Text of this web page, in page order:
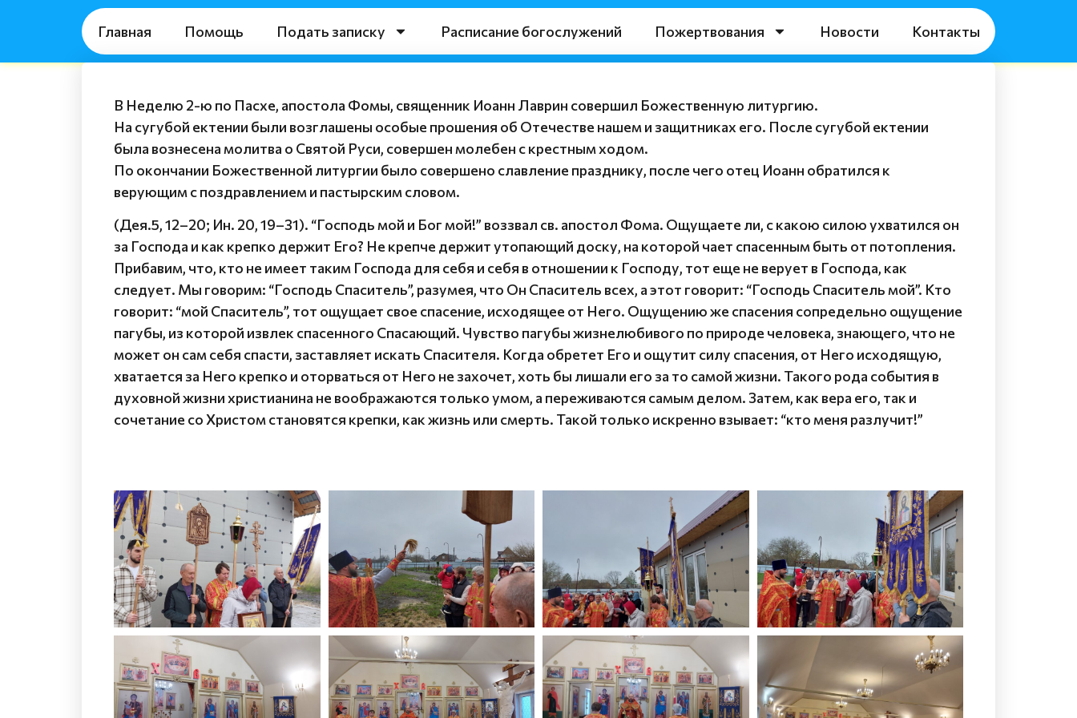
Главная Помощь Подать записку Расписание богослужений Пожертвования Новости Контакты
В Неделю 2-ю по Пасхе, апостола Фомы, священник Иоанн Лаврин совершил Божественную литургию.
На сугубой ектении были возглашены особые прошения об Отечестве нашем и защитниках его. После сугубой ектении
была вознесена молитва о Святой Руси, совершен молебен с крестным ходом.
По окончании Божественной литургии было совершено славление празднику, после чего отец Иоанн обратился к
верующим с поздравлением и пастырским словом.
(Дея.5, 12–20; Ин. 20, 19–31). “Господь мой и Бог мой!” воззвал св. апостол Фома. Ощущаете ли, с какою силою ухватился он
за Господа и как крепко держит Его? Не крепче держит утопающий доску, на которой чает спасенным быть от потопления.
Прибавим, что, кто не имеет таким Господа для себя и себя в отношении к Господу, тот еще не верует в Господа, как
следует. Мы говорим: “Господь Спаситель”, разумея, что Он Спаситель всех, а этот говорит: “Господь Спаситель мой”. Кто
говорит: “мой Спаситель”, тот ощущает свое спасение, исходящее от Него. Ощущению же спасения сопредельно ощущение
пагубы, из которой извлек спасенного Спасающий. Чувство пагубы жизнелюбивого по природе человека, знающего, что не
может он сам себя спасти, заставляет искать Спасителя. Когда обретет Его и ощутит силу спасения, от Него исходящую,
хватается за Него крепко и оторваться от Него не захочет, хоть бы лишали его за то самой жизни. Такого рода события в
духовной жизни христианина не воображаются только умом, а переживаются самым делом. Затем, как вера его, так и
сочетание со Христом становятся крепки, как жизнь или смерть. Такой только искренно взывает: “кто меня разлучит!”